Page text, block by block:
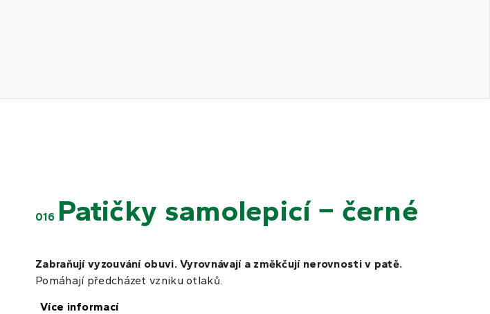
016 Patičky samolepicí − černé
Zabraňují vyzouvání obuvi. Vyrovnávají a změkčují nerovnosti v patě.
Pomáhají předcházet vzniku otlaků.
Více informací